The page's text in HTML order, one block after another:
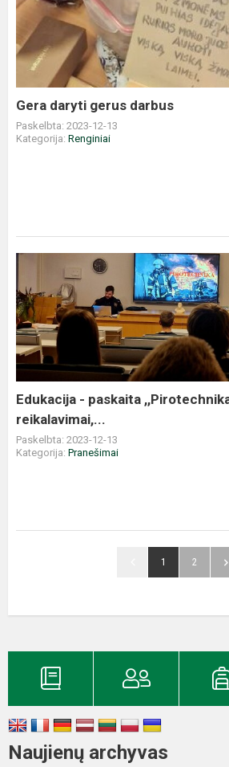
gerus
darbus
Gera daryti gerus darbus
Paskelbta: 2023-12-13
Kategorija: Renginiai
-
paskaita
,,Pirotechnika:
saugumo
reikalavimai,...
Edukacija - paskaita
reikalavimai,...
Paskelbta: 2023-12-13
Kategorija: Pranešimai
1 2
Naujienų archyvas